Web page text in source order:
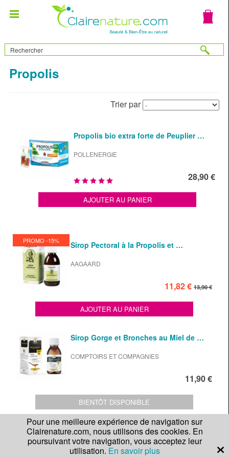
Propolis
Trier par
Propolis bio extra forte de Peuplier …
POLLENERGIE
28,90 €
AJOUTER AU PANIER
PROMO -15% Sirop Pectoral à la Propolis et …
AAGAARD
11,82 € 13,90 €
AJOUTER AU PANIER
Sirop Gorge et Bronches au Miel de …
COMPTOIRS ET COMPAGNIES
11,90 €
BIENTÔT DISPONIBLE
Spray nomade d'urgence bio à la …
BALLOT FLURIN
Pour une meilleure expérience de navigation sur
Clairenature.com, nous utilisons des cookies. En
poursuivant votre navigation, vous acceptez leur
utilisation. En savoir plus